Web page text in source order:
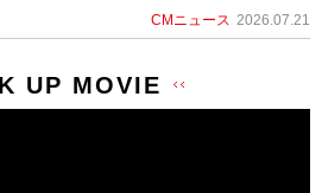
CMニュース 2026.07.21
UP MOVIE